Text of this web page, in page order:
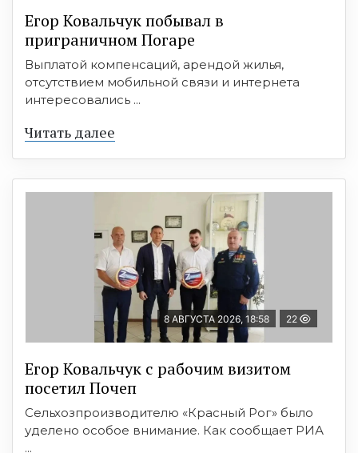
Егор Ковальчук побывал в
приграничном Погаре
Выплатой компенсаций, арендой жилья,
отсутствием мобильной связи и интернета
интересовались ...
Читать далее
8 АВГУСТА 2026, 18:58 22
Егор Ковальчук с рабочим визитом
посетил Почеп
Сельхозпроизводителю «Красный Рог» было
уделено особое внимание. Как сообщает РИА
...